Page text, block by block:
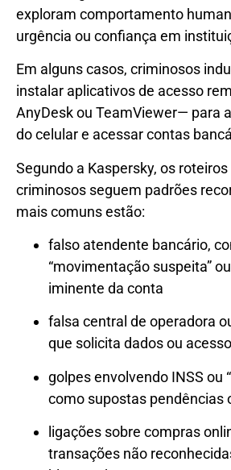
exploram comportamento
urgência ou confiança em
Em alguns casos, criminosos
instalar aplicativos de acesso
AnyDesk ou TeamViewer— para
do celular e acessar contas
Segundo a Kaspersky, os
criminosos seguem padrões
mais comuns estão:
falso atendente bancário,
“movimentação suspeita”
iminente da conta
falsa central de operadora
que solicita dados ou
golpes envolvendo INSS ou
como supostas pendências
ligações sobre compras
transações não